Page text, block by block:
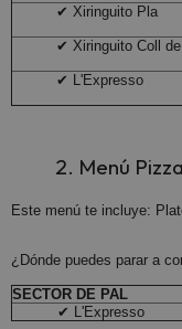
✔ Xiringuito Pla
✔ Xiringuito Coll
✔ L'Expresso
2. Menú Pizza
Este menú te incluye:
¿Dónde puedes parar a
SECTOR DE PAL
✔ L'Expresso